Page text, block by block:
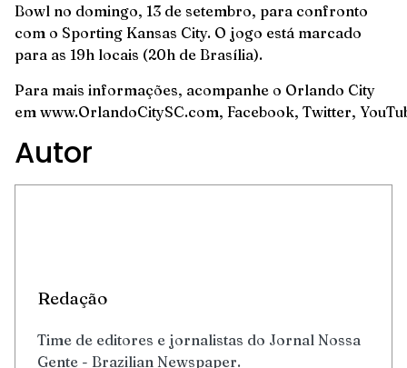
Bowl no domingo, 13 de setembro, para confronto
com o Sporting Kansas City. O jogo está marcado
para as 19h locais (20h de Brasília).
Para mais informações, acompanhe o Orlando City
em www.OrlandoCitySC.com, Facebook, Twitter,
Autor
Redação
Time de editores e jornalistas do Jornal Nossa
Gente - Brazilian Newspaper.